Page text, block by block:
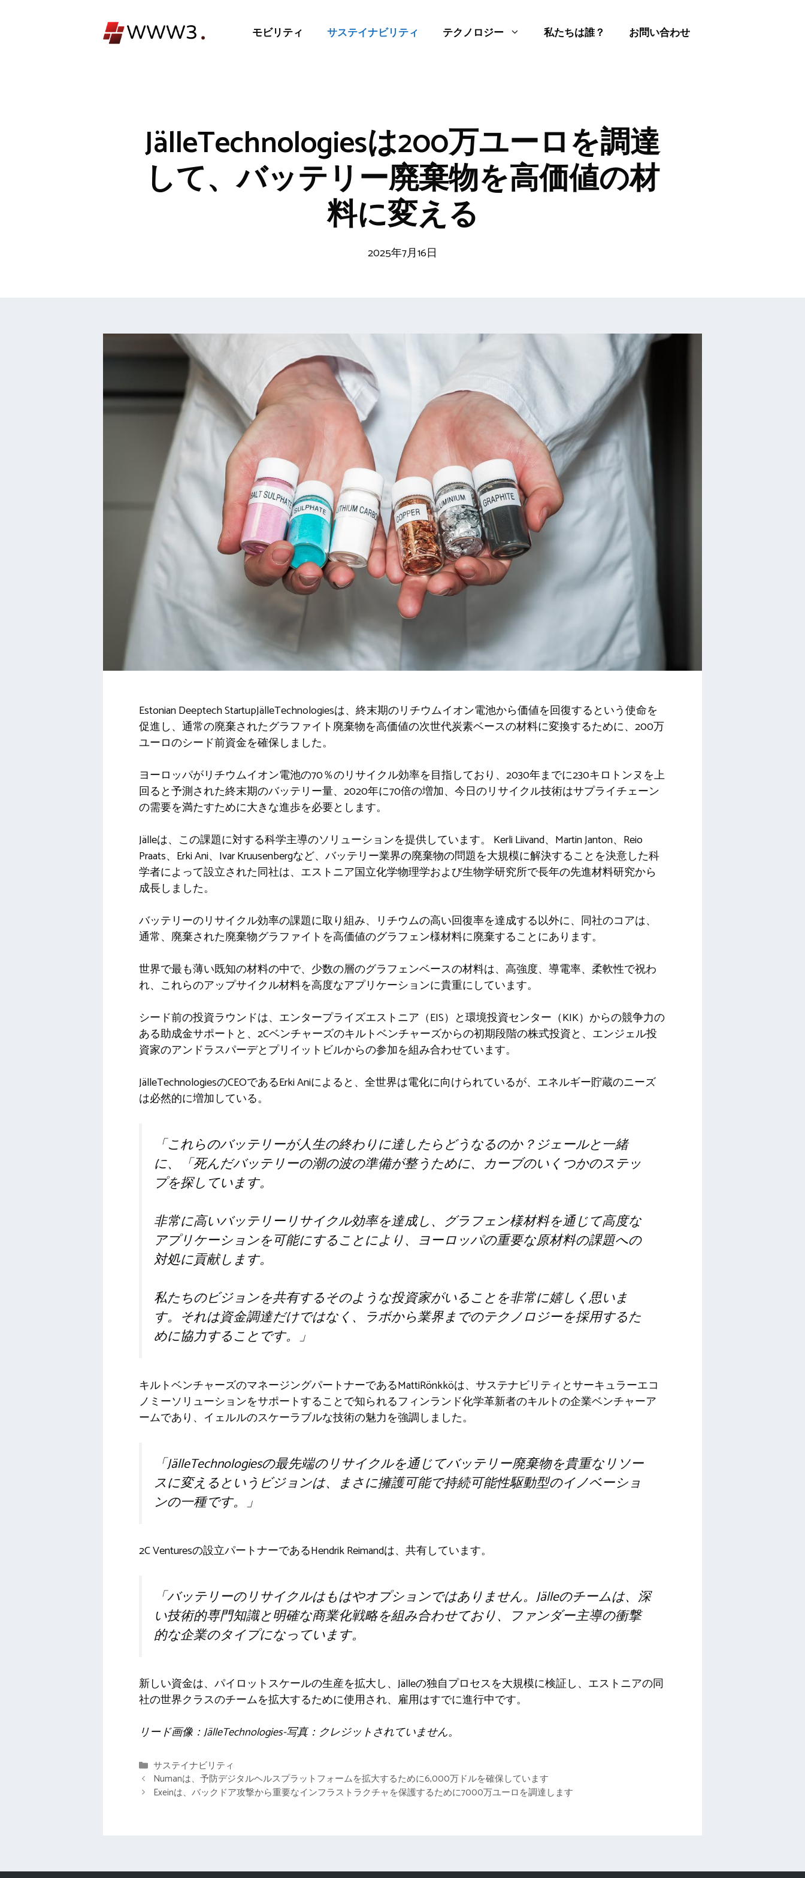
モビリティ サステイナビリティ テクノロジー 私たちは誰？ お問い合わせ
JälleTechnologiesは200万ユーロを調達
して、バッテリー廃棄物を高価値の材
料に変える
2025年7月16日
Estonian Deeptech StartupJälleTechnologiesは、終末期のリチウムイオン電池から価値を回復するという使命を
促進し、通常の廃棄されたグラファイト廃棄物を高価値の次世代炭素ベースの材料に変換するために、200万
ユーロのシード前資金を確保しました。
ヨーロッパがリチウムイオン電池の70％のリサイクル効率を目指しており、2030年までに230キロトンヌを上
回ると予測された終末期のバッテリー量、2020年に70倍の増加、今日のリサイクル技術はサプライチェーン
の需要を満たすために大きな進歩を必要とします。
Jälleは、この課題に対する科学主導のソリューションを提供しています。 Kerli Liivand、Martin Janton、Reio
Praats、Erki Ani、Ivar Kruusenbergなど、バッテリー業界の廃棄物の問題を大規模に解決することを決意した科
学者によって設立された同社は、エストニア国立化学物理学および生物学研究所で長年の先進材料研究から
成長しました。
バッテリーのリサイクル効率の課題に取り組み、リチウムの高い回復率を達成する以外に、同社のコアは、
通常、廃棄された廃棄物グラファイトを高価値のグラフェン様材料に廃棄することにあります。
世界で最も薄い既知の材料の中で、少数の層のグラフェンベースの材料は、高強度、導電率、柔軟性で祝わ
れ、これらのアップサイクル材料を高度なアプリケーションに貴重にしています。
シード前の投資ラウンドは、エンタープライズエストニア（EIS）と環境投資センター（KIK）からの競争力の
ある助成金サポートと、2Cベンチャーズのキルトベンチャーズからの初期段階の株式投資と、エンジェル投
資家のアンドラスパーデとプリイットビルからの参加を組み合わせています。
JälleTechnologiesのCEOであるErki Aniによると、全世界は電化に向けられているが、エネルギー貯蔵のニーズ
は必然的に増加している。
「これらのバッテリーが人生の終わりに達したらどうなるのか？ジェールと一緒
に、「死んだバッテリーの潮の波の準備が整うために、カーブのいくつかのステッ
プを探しています。
非常に高いバッテリーリサイクル効率を達成し、グラフェン様材料を通じて高度な
アプリケーションを可能にすることにより、ヨーロッパの重要な原材料の課題への
対処に貢献します。
私たちのビジョンを共有するそのような投資家がいることを非常に嬉しく思いま
す。それは資金調達だけではなく、ラボから業界までのテクノロジーを採用するた
めに協力することです。」
キルトベンチャーズのマネージングパートナーであるMattiRönkköは、サステナビリティとサーキュラーエコ
ノミーソリューションをサポートすることで知られるフィンランド化学革新者のキルトの企業ベンチャーア
ームであり、イェルルのスケーラブルな技術の魅力を強調しました。
「JälleTechnologiesの最先端のリサイクルを通じてバッテリー廃棄物を貴重なリソー
スに変えるというビジョンは、まさに擁護可能で持続可能性駆動型のイノベーショ
ンの一種です。」
2C Venturesの設立パートナーであるHendrik Reimandは、共有しています。
「バッテリーのリサイクルはもはやオプションではありません。Jälleのチームは、深
い技術的専門知識と明確な商業化戦略を組み合わせており、ファンダー主導の衝撃
的な企業のタイプになっています。
新しい資金は、パイロットスケールの生産を拡大し、Jälleの独自プロセスを大規模に検証し、エストニアの同
社の世界クラスのチームを拡大するために使用され、雇用はすでに進行中です。
リード画像：JälleTechnologies-写真：クレジットされていません。
カ
テ
ゴ
サステイナビリティ
Numanは、予防デジタルヘルスプラットフォームを拡大するために6,000万ドルを確保しています
Exeinは、バックドア攻撃から重要なインフラストラクチャを保護するために7000万ユーロを調達します